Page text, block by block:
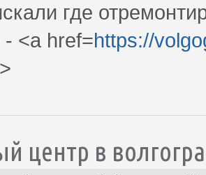
где
<a href=https://
центр в